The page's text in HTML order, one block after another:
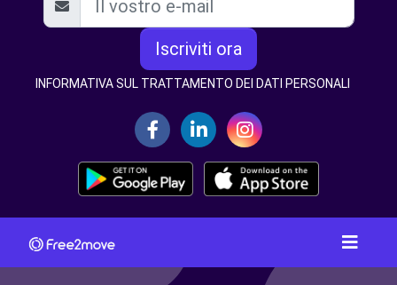
Iscriviti ora
INFORMATIVA SUL TRATTAMENTO DEI DATI PERSONALI